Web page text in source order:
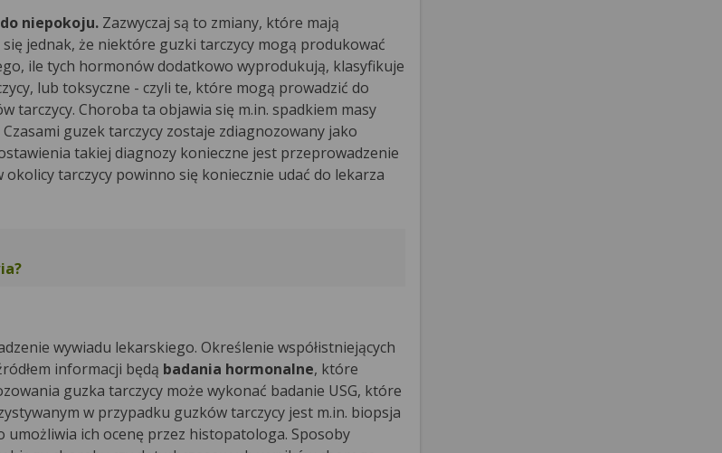
niepokoju. Zazwyczaj są to zmiany, które mają
jednak, że niektóre guzki tarczycy mogą produkować
ile tych hormonów dodatkowo wyprodukują, klasyfikuje
lub toksyczne - czyli te, które mogą prowadzić do
tarczycy. Choroba ta objawia się m.in. spadkiem masy
guzek tarczycy zostaje zdiagnozowany jako
takiej diagnozy konieczne jest przeprowadzenie
tarczycy powinno się koniecznie udać do lekarza
wywiadu lekarskiego. Określenie współistniejących
informacji będą badania hormonalne, które
guzka tarczycy może wykonać badanie USG, które
w przypadku guzków tarczycy jest m.in. biopsja
ich ocenę przez histopatologa. Sposoby